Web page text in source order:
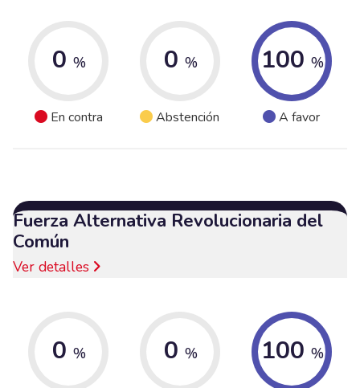
0 %
En contra
0 %
Abstención
100 %
A favor
Fuerza Alternativa Revolucionaria del
Común
Ver detalles
0 % 0 % 100 %